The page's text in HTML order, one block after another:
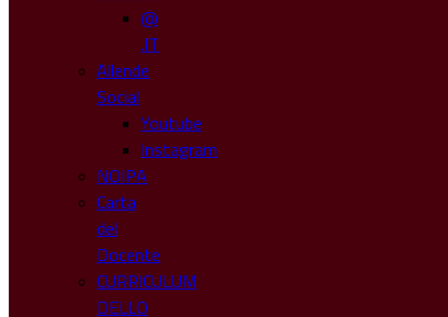
@
.IT
Allende
Social
Youtube
Instagram
NOIPA
Carta
del
Docente
CURRICULUM
DELLO